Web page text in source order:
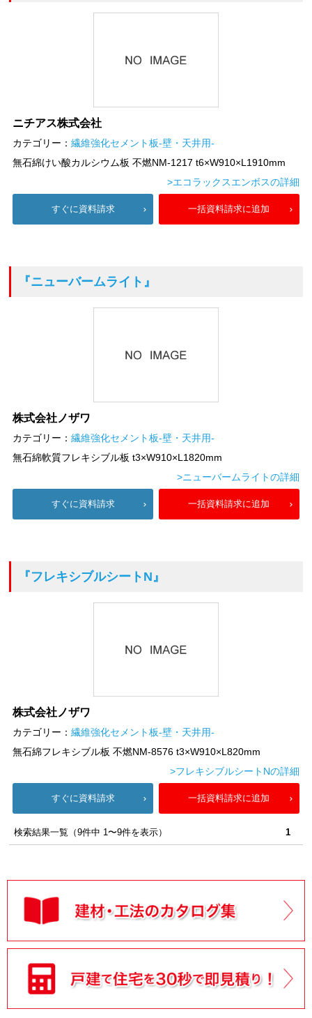
ニチアス株式会社
カテゴリー：繊維強化セメント板-壁・天井用-
無石綿けい酸カルシウム板 不燃NM-1217 t6×W910×L1910mm
>エコラックスエンボスの詳細
すぐに資料請求 一括資料請求に追加
『ニューバームライト』
株式会社ノザワ
カテゴリー：繊維強化セメント板-壁・天井用-
無石綿軟質フレキシブル板 t3×W910×L1820mm
>ニューバームライトの詳細
すぐに資料請求 一括資料請求に追加
『フレキシブルシートN』
株式会社ノザワ
カテゴリー：繊維強化セメント板-壁・天井用-
無石綿フレキシブル板 不燃NM-8576 t3×W910×L820mm
>フレキシブルシートNの詳細
すぐに資料請求 一括資料請求に追加
検索結果一覧（9件中 1〜9件を表示） 1